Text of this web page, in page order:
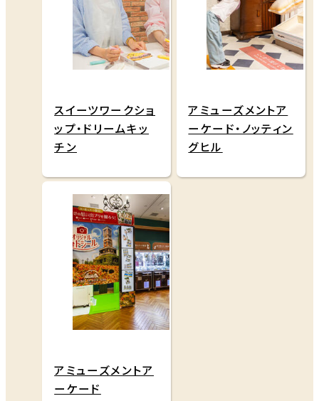
スイーツワークショ
ップ・ドリームキッ
チン
アミューズメントア
ーケード・ノッティン
グヒル
アミューズメントア
ーケード